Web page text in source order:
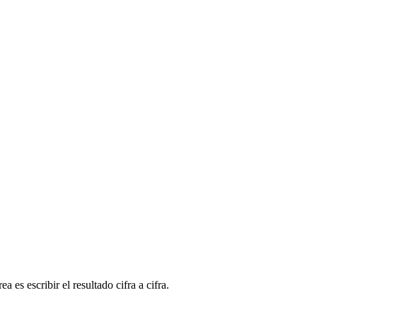
es escribir el resultado cifra a cifra.